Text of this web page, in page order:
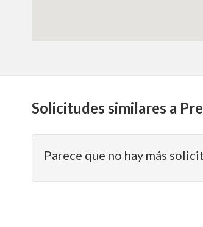
Solicitudes similares a
Parece que no hay más